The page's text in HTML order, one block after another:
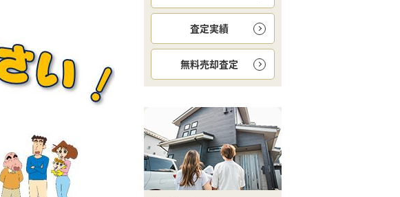
査定実績
無料売却査定